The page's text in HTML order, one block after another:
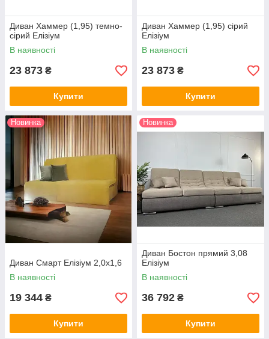
Диван Хаммер (1,95) темно-
сірий Елізіум
В наявності
23 873 ₴
Купити
Диван Хаммер (1,95) сірий
Елізіум
В наявності
23 873 ₴
Купити
Новинка
Диван Смарт Елізіум 2,0х1,6
В наявності
19 344 ₴
Купити
Новинка
Диван Бостон прямий 3,08
Елізіум
В наявності
36 792 ₴
Купити